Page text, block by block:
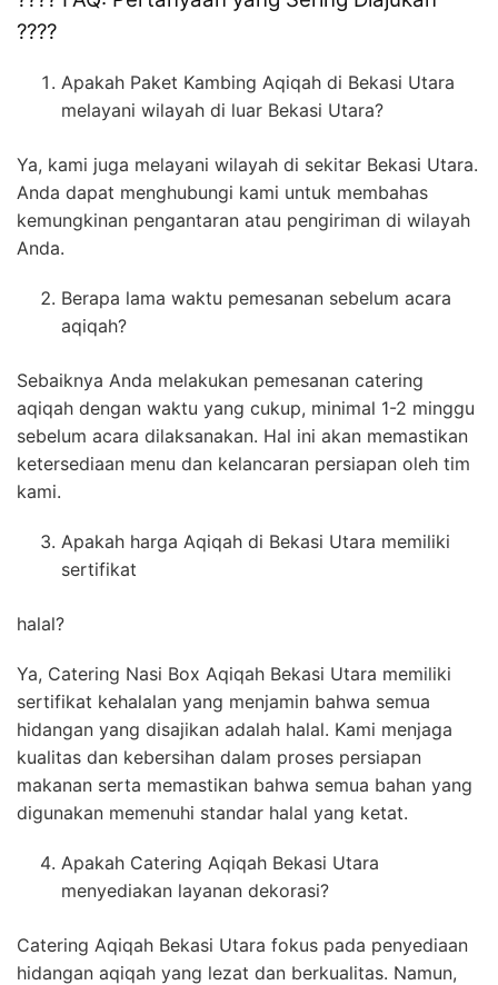
????
Apakah Paket Kambing Aqiqah di Bekasi Utara
melayani wilayah di luar Bekasi Utara?
Ya, kami juga melayani wilayah di sekitar Bekasi Utara.
Anda dapat menghubungi kami untuk membahas
kemungkinan pengantaran atau pengiriman di wilayah
Anda.
Berapa lama waktu pemesanan sebelum acara
aqiqah?
Sebaiknya Anda melakukan pemesanan catering
aqiqah dengan waktu yang cukup, minimal 1-2 minggu
sebelum acara dilaksanakan. Hal ini akan memastikan
ketersediaan menu dan kelancaran persiapan oleh tim
kami.
Apakah harga Aqiqah di Bekasi Utara memiliki
sertifikat
halal?
Ya, Catering Nasi Box Aqiqah Bekasi Utara memiliki
sertifikat kehalalan yang menjamin bahwa semua
hidangan yang disajikan adalah halal. Kami menjaga
kualitas dan kebersihan dalam proses persiapan
makanan serta memastikan bahwa semua bahan yang
digunakan memenuhi standar halal yang ketat.
Apakah Catering Aqiqah Bekasi Utara
menyediakan layanan dekorasi?
Catering Aqiqah Bekasi Utara fokus pada penyediaan
hidangan aqiqah yang lezat dan berkualitas. Namun,